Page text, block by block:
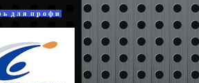
ь д л я п р о ф и